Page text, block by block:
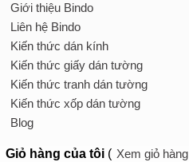
Giới thiệu Bindo
Liên hệ Bindo
Kiến thức dán kính
Kiến thức giấy dán tường
Kiến thức tranh dán tường
Kiến thức xốp dán tường
Blog
Giỏ hàng của tôi ( Xem giỏ hàng